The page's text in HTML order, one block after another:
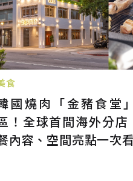
食
國燒肉「金豬食堂
！全球首間海外分
內容、空間亮點一次看